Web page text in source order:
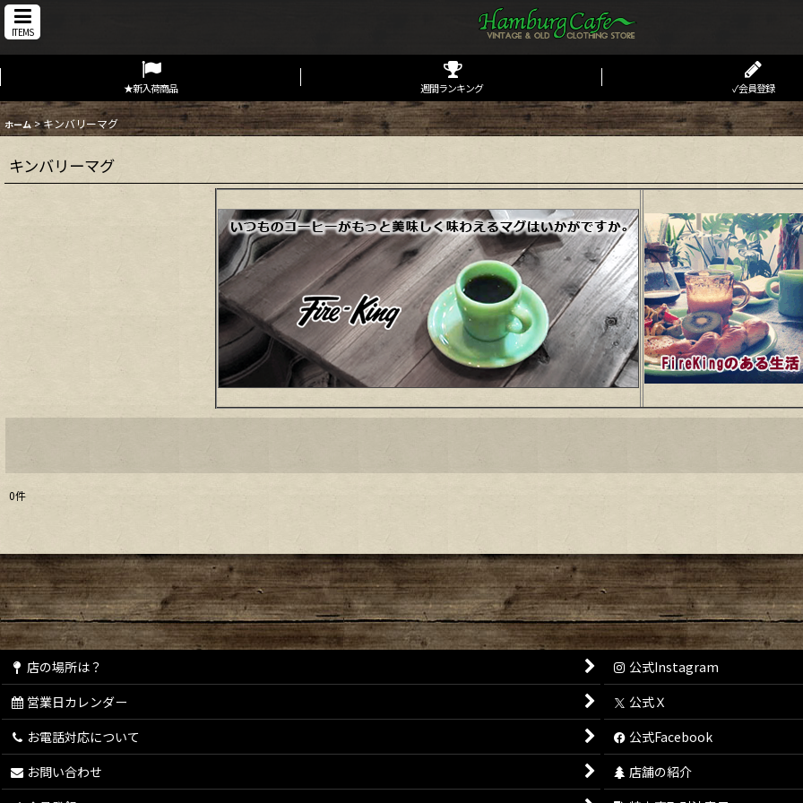
ITEMS
★新入荷商品 週間ランキング ✓会員登録
ホーム >キンバリーマグ
キンバリーマグ
在庫あり
並び順:
絞り込む
0件
店の場所は？
公式Instagram
営業日カレンダー
公式Ｘ
お電話対応について
公式Facebook
お問い合わせ
店舗の紹介